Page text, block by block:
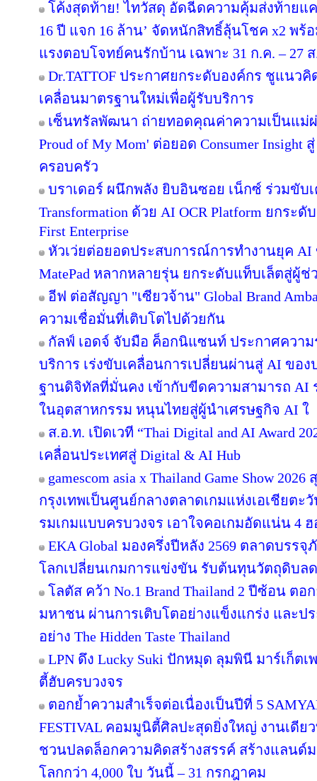
โค้งสุดท้าย! ไทวัสดุ อัดฉีดความคุ้มส่งท้ายแ
16 ปี แจก 16 ล้าน’ จัดหนักสิทธิ์ลุ้นโชค x2 พ
แรงตอบโจทย์คนรักบ้าน เฉพาะ 31 ก.ค. – 27
Dr.TATTOF ประกาศยกระดับองค์กร ชูแนว
เคลื่อนมาตรฐานใหม่เพื่อผู้รับบริการ
เซ็นทรัลพัฒนา ถ่ายทอดคุณค่าความเป็นแม่ผ่า
Proud of My Mom' ต่อยอด Consumer Insight
ครอบครัว
บราเดอร์ ผนึกพลัง ยิบอินซอย เน็กซ์ ร่วมขับเ
Transformation ด้วย AI OCR Platform ยกระ
First Enterprise
หัวเว่ยต่อยอดประสบการณ์การทำงานยุค AI
MatePad หลากหลายรุ่น ยกระดับแท็บเล็ตสู่ผู้
อีฟ ต่อสัญญา "เซียวจ้าน" Global Brand
ความเชื่อมั่นที่เติบโตไปด้วยกัน
กัลฟ์ เอดจ์ จับมือ ค็อกนิแซนท์ ประกาศควา
บริการ เร่งขับเคลื่อนการเปลี่ยนผ่านสู่ AI ขอ
ฐานดิจิทัลที่มั่นคง เข้ากับขีดความสามารถ AI
ในอุตสาหกรรม หนุนไทยสู่ผู้นำเศรษฐกิจ AI ใ
ส.อ.ท. เปิดเวที “Thai Digital and AI Award
เคลื่อนประเทศสู่ Digital & AI Hub
gamescom asia x Thailand Game Show
กรุงเทพเป็นศูนย์กลางตลาดเกมแห่งเอเชียต
รมเกมแบบครบวงจร เอาใจคอเกมอัดแน่น 4
EKA Global มองครึ่งปีหลัง 2569 ตลาดบร
โลกเปลี่ยนเกมการแข่งขัน รับต้นทุนวัตถุดิบล
โลตัส คว้า No.1 Brand Thailand 2 ปีซ้อน ต
มหาชน ผ่านการเติบโตอย่างแข็งแกร่ง และ
อย่าง The Hidden Taste Thailand
LPN ดึง Lucky Suki ปักหมุด ลุมพินี มาร์เก็ต
ตี้ฮับครบวงจร
ตอกย้ำความสำเร็จต่อเนื่องเป็นปีที่ 5
FESTIVAL คอมมูนิตี้ศิลปะสุดยิ่งใหญ่ งานเดี
ชวนปลดล็อกความคิดสร้างสรรค์ สร้างแลนด์
โลกกว่า 4,000 ใบ วันนี้ – 31 กรกฎาคม